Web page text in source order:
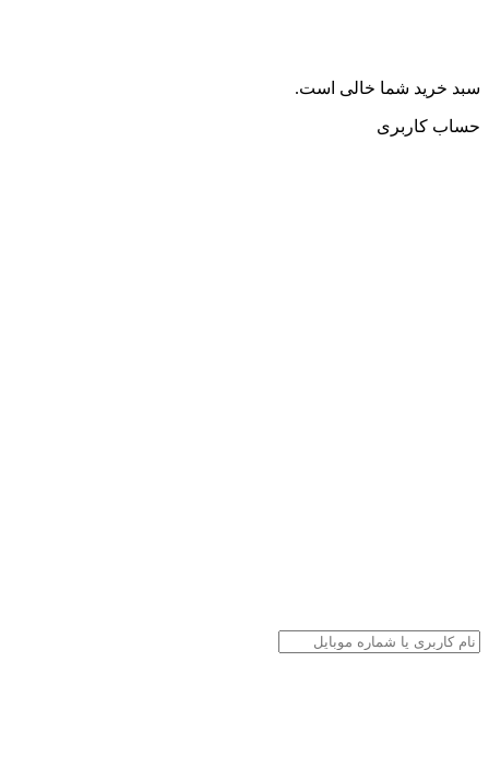
سبد خرید شما خالی است.
حساب کاربری